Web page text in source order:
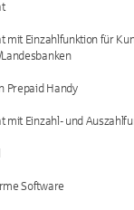
mit Einzahlfunktion für
Prepaid Handy
mit Einzahl- und
Software